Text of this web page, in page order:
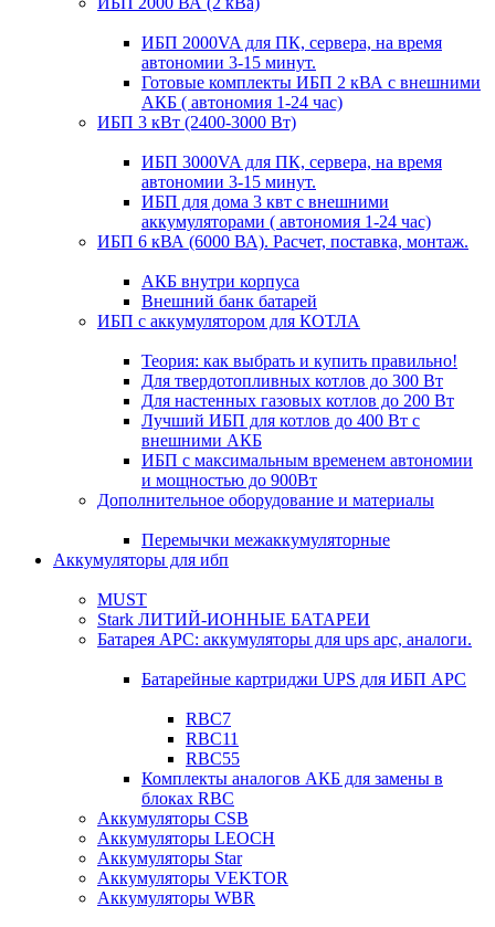
ИБП 2000VA для ПК, сервера, на время
автономии 3-15 минут.
Готовые комплекты ИБП 2 кВА с внешними
АКБ ( автономия 1-24 час)
ИБП 3 кВт (2400-3000 Вт)
ИБП 3000VA для ПК, сервера, на время
автономии 3-15 минут.
ИБП для дома 3 квт с внешними
аккумуляторами ( автономия 1-24 час)
ИБП 6 кВА (6000 ВА). Расчет, поставка, монтаж.
АКБ внутри корпуса
Внешний банк батарей
ИБП с аккумулятором для КОТЛА
Теория: как выбрать и купить правильно!
Для твердотопливных котлов до 300 Вт
Для настенных газовых котлов до 200 Вт
Лучший ИБП для котлов до 400 Вт с
внешними АКБ
ИБП с максимальным временем автономии
и мощностью до 900Вт
Дополнительное оборудование и материалы
Перемычки межаккумуляторные
Аккумуляторы для ибп
MUST
Stark ЛИТИЙ-ИОННЫЕ БАТАРЕИ
Батарея APC: аккумуляторы для ups apc, аналоги.
Батарейные картриджи UPS для ИБП APC
RBC7
RBC11
RBC55
Комплекты аналогов АКБ для замены в
блоках RBC
Аккумуляторы CSB
Аккумуляторы LEOCH
Аккумуляторы Star
Аккумуляторы VEKTOR
Аккумуляторы WBR